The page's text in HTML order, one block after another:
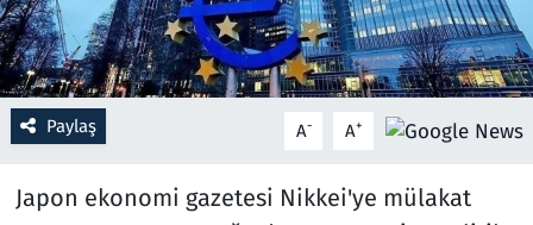
Paylaş A- A+
Japon ekonomi gazetesi Nikkei'ye mülakat
Sağlık
Savunma Sanayi
Seçim 2023
Spor